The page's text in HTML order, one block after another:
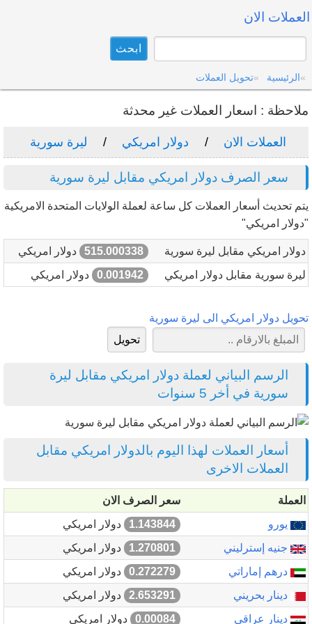
العملات الان
الرئيسية تحويل العملات
ملاحظة : اسعار العملات غير محدثة
العملات الان دولار امريكي ليرة سورية
سعر الصرف دولار امريكي مقابل ليرة سورية
يتم تحديث أسعار العملات كل ساعة لعملة الولايات المتحدة الامريكية
"دولار امريكي"
دولار امريكي مقابل ليرة سورية 515.000338
دولار امريكي
ليرة سورية مقابل دولار امريكي
0.001942 دولار امريكي
تحويل دولار امريكي الى ليرة سورية
الرسم البياني لعملة دولار امريكي مقابل ليرة
سورية في أخر 5 سنوات
أسعار العملات لهذا اليوم بالدولار امريكي مقابل
العملات الاخرى
العملة
سعر الصرف الان
يورو
1.143844
دولار امريكي
جنيه إسترليني
1.270801
دولار امريكي
درهم إماراتي
0.272279
دولار امريكي
دينار بحريني
2.653291
دولار امريكي
دينار عراقي
0.00084 دولار امريكي